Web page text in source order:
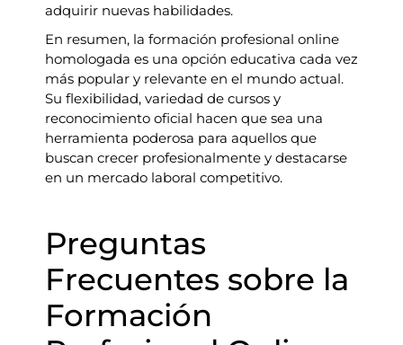
adquirir nuevas habilidades.
En resumen, la formación profesional online
homologada es una opción educativa cada vez
más popular y relevante en el mundo actual.
Su flexibilidad, variedad de cursos y
reconocimiento oficial hacen que sea una
herramienta poderosa para aquellos que
buscan crecer profesionalmente y destacarse
en un mercado laboral competitivo.
Preguntas
Frecuentes sobre la
Formación